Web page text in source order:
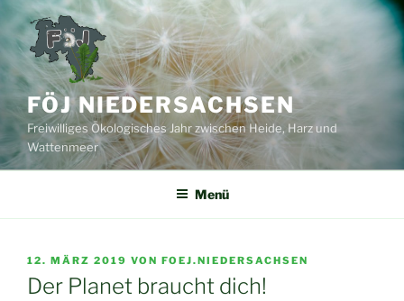
Zum
Inhalt
springen
FÖJ NIEDERSACHSEN
Freiwilliges Ökologisches Jahr zwischen Heide, Harz und
Wattenmeer
Menü
VERÖFFENTLICHT
AM
12. MÄRZ 2019 VON FOEJ.NIEDERSACHSEN
Der Planet braucht dich!